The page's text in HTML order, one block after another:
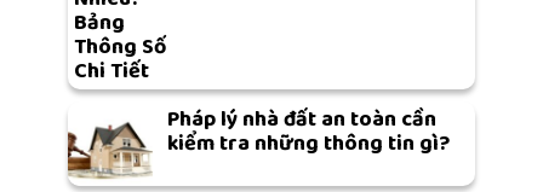
Bảng
Thông Số
Chi Tiết
Pháp lý nhà đất an toàn cần
kiểm tra những thông tin gì?